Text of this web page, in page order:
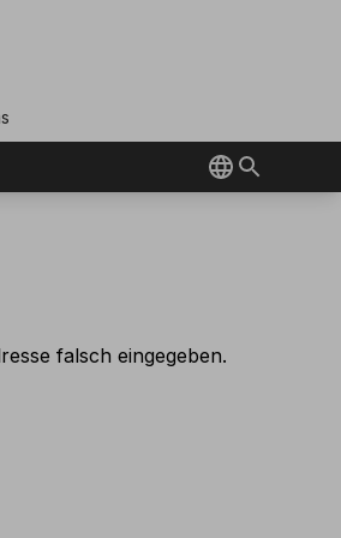
falsch eingegeben.